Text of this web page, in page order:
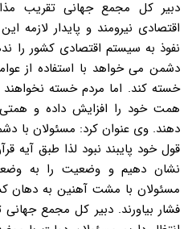
دبیر کل مجمع جهانی تقریب
اقتصادی نیرومند و پایدار لازمه
نفوذ به سیستم اقتصادی کشور را
دشمن می خواهد با استفاده از
خسته کند. اما مردم خسته
همت خود را افزایش داده و
دهند. وی عنوان کرد: مسئولان با
قول خود پایبند نبود لذا طبق آیه
نشان دهیم و وضعیت را به
مسئولان با مشت آهنین به دهان
فشار بیاورند. دبیر کل مجمع